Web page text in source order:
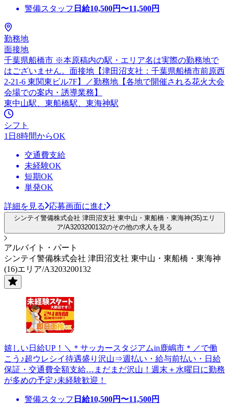
警備スタッフ 日給10,500円〜11,500円
勤務地
面接地
千葉県船橋市 ※本原稿内の駅・エリア名は実際の勤務地で
はございません。面接地【津田沼支社：千葉県船橋市前原西
2-21-6 東関東ビル7F】／勤務地【各地で開催される花火大会
会場での案内・誘導業務】
東中山駅、東船橋駅、東海神駅
シフト
1日8時間からOK
交通費支給
未経験OK
短期OK
単発OK
詳細を見る 応募画面に進む
シンテイ警備株式会社 津田沼支社 東中山・東船橋・東海神(35)エリ
ア/A3203200132のその他の求人を見る
アルバイト・パート
シンテイ警備株式会社 津田沼支社 東中山・東船橋・東海神
(16)エリア/A3203200132
嬉しい日給UP！＼＊サッカースタジアムin鹿嶋市＊／で働
こう♪超ウレシイ待遇盛り沢山⇒週払い・給与前払い・日給
保証・交通費全額支給…まだまだ沢山！週末＋水曜日に勤務
が多めの予定♪未経験歓迎！
警備スタッフ 日給10,500円〜11,500円